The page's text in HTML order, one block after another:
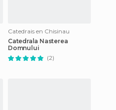
Catedrais en Chisinau
Catedrala Nasterea
Domnului
(2)